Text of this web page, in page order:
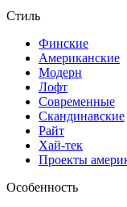
Стиль
Финские
Американские
Модерн
Лофт
Современные
Скандинавские
Райт
Хай-тек
Проекты
Особенность